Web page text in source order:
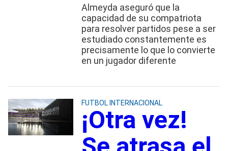
Almeyda aseguró que la
capacidad de su compatriota
para resolver partidos pese a ser
estudiado constantemente es
precisamente lo que lo convierte
en un jugador diferente
FUTBOL INTERNACIONAL
¡Otra vez!